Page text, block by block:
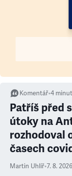
Komentář•4
Patříš před
útoky na
rozhodoval
časech
Martin Uhlíř•7. 8. 2026